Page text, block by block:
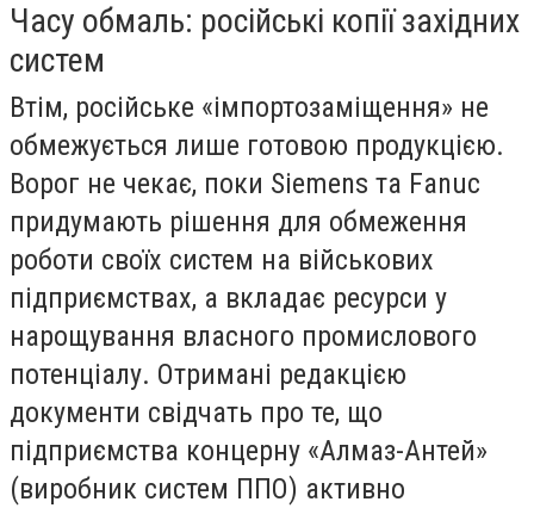
Часу обмаль: російські копії західних
систем
Втім, російське «імпортозаміщення» не
обмежується лише готовою продукцією.
Ворог не чекає, поки Siemens та Fanuc
придумають рішення для обмеження
роботи своїх систем на військових
підприємствах, а вкладає ресурси у
нарощування власного промислового
потенціалу. Отримані редакцією
документи свідчать про те, що
підприємства концерну «Алмаз-Антей»
(виробник систем ППО) активно